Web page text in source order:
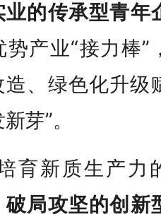
的传承型青年
产业“接力棒”
、绿色化升级
芽”。
育新质生产力
局攻坚的创新